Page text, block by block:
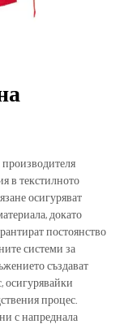
в текстилното
осигуряват
докато
постоянство
системи за
създават
осигурявайки
процес.
с напреднала